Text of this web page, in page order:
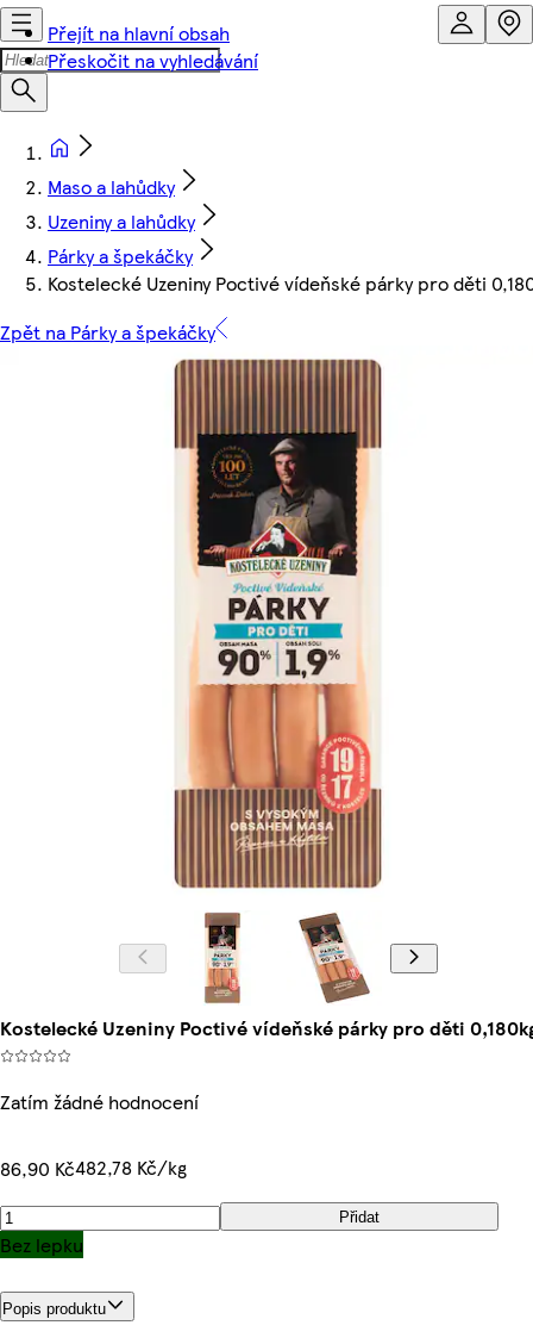
Přejít na hlavní obsah
Přeskočit na vyhledávání
Maso a lahůdky
Uzeniny a lahůdky
Párky a špekáčky
Kostelecké Uzeniny Poctivé vídeňské párky pro děti
Zpět na Párky a špekáčky
Kostelecké Uzeniny Poctivé vídeňské párky pro děti
Zatím žádné hodnocení
86,90 Kč482,78 Kč/kg
Přidat
Bez lepku
Popis produktu